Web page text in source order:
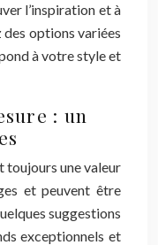
l’inspiration et à
options variées
à votre style et
: un
toujours une valeur
et peuvent être
suggestions
exceptionnels et